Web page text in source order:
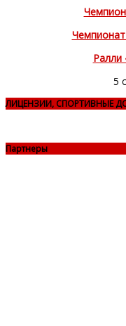
Ралли
5
ЛИЦЕНЗИИ, СПОРТИВНЫЕ
Партнеры